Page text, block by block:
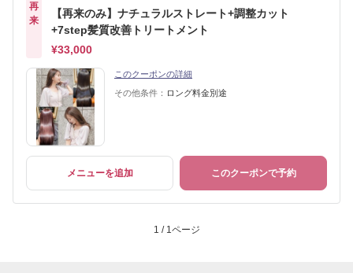
再
来
【再来のみ】ナチュラルストレート+調整カット
+7step髪質改善トリートメント
¥33,000
このクーポンの詳細
その他条件： ロング料金別途
メニューを追加 このクーポンで予約
1 / 1ページ